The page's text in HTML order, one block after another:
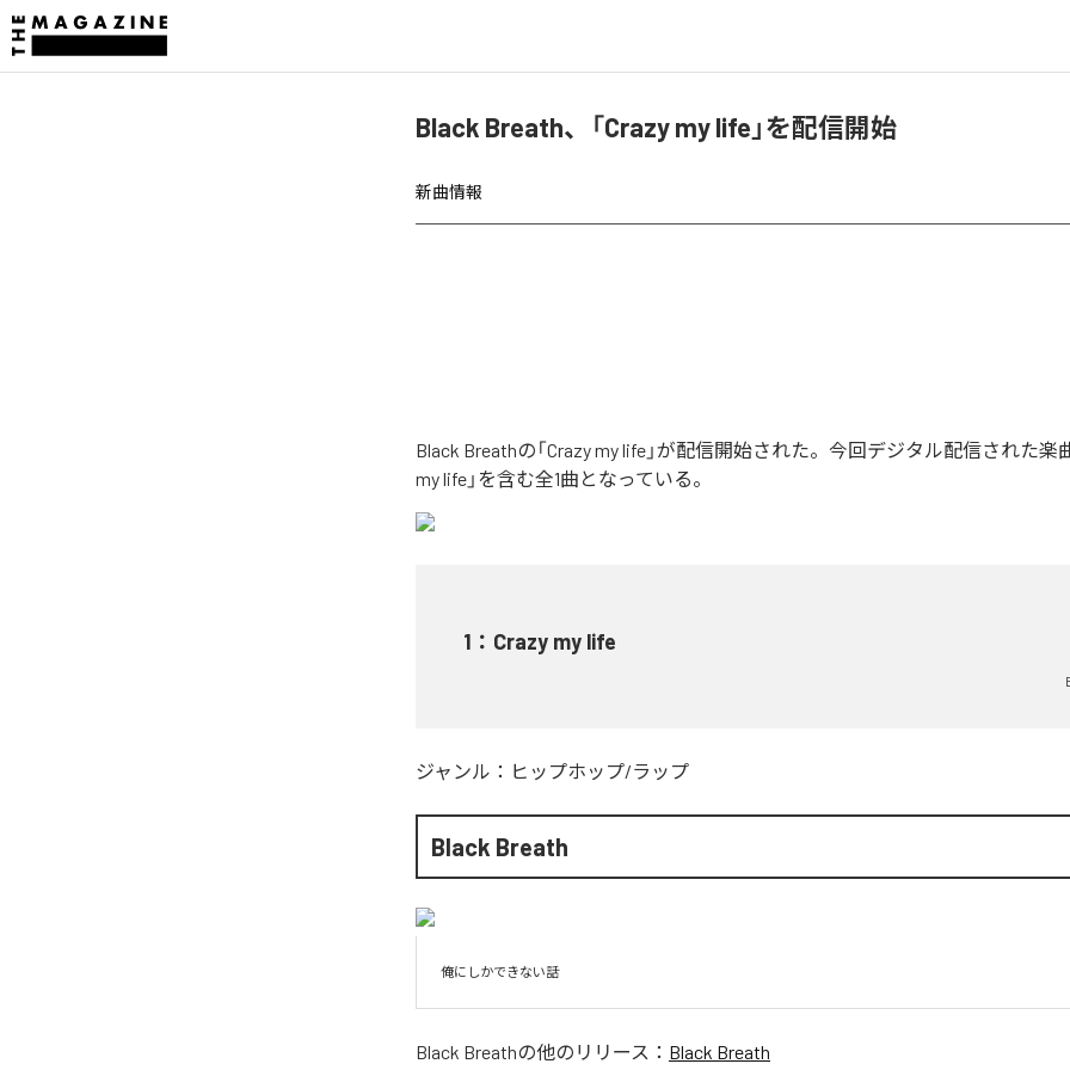
Black Breath、「Crazy my life」を配信開始
新曲情報
Black Breathの「Crazy my life」が配信開始された。今回デジタル配信された楽
my life」を含む全1曲となっている。
1 ： Crazy my life
ジャンル： ヒップホップ/ラップ
Black Breath
俺にしかできない話
Black Breathの他のリリース： Black Breath